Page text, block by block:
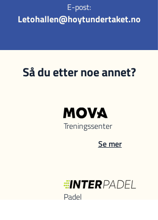
E-post:
Letohallen@hoytundertaket.no
Så du etter noe annet?
Treningssenter
Se mer
Padel